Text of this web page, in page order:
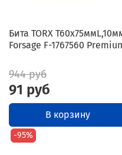
Бита TORX
Forsage F-1767560
944 руб
91 руб
В корзину
-95%